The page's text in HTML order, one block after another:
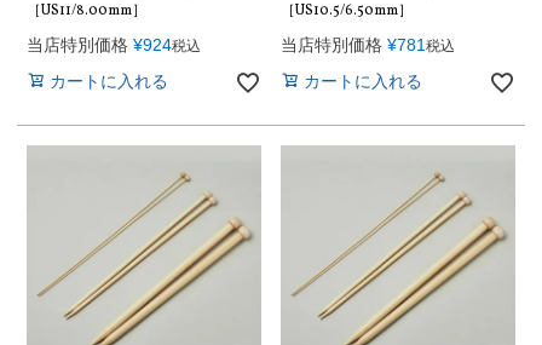
［US11/8.00mm］
当店特別価格 ¥924税込
カートに入れる
［US10.5/6.50mm］
当店特別価格 ¥781税込
カートに入れる